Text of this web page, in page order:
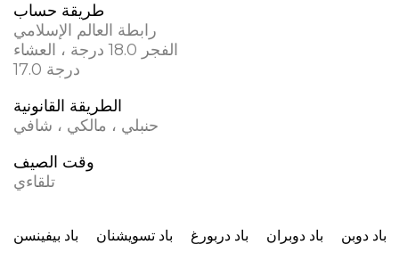
طريقة حساب
رابطة العالم الإسلامي
الفجر 18.0 درجة ، العشاء
17.0 درجة
الطريقة القانونية
حنبلي ، مالكي ، شافي
وقت الصيف
تلقاءي
باد بيفينسن باد تسویشنان باد دربورغ باد دوبران باد دوبن